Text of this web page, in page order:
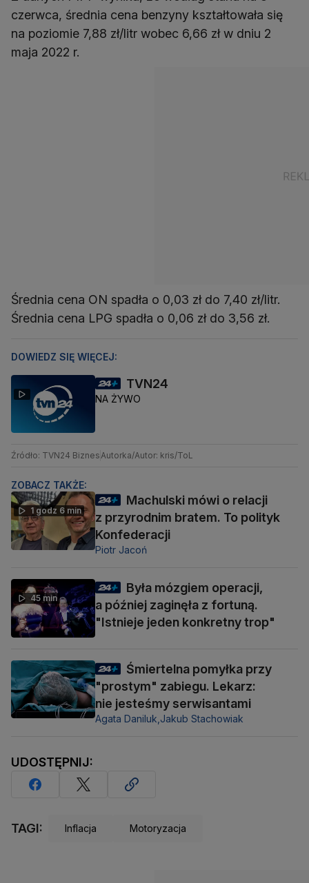
czerwca, średnia cena benzyny kształtowała się
na poziomie 7,88 zł/litr wobec 6,66 zł w dniu 2
maja 2022 r.
Średnia cena ON spadła o 0,03 zł do 7,40 zł/litr.
Średnia cena LPG spadła o 0,06 zł do 3,56 zł.
DOWIEDZ SIĘ WIĘCEJ:
TVN24
NA ŻYWO
Źródło: TVN24 BiznesAutorka/Autor: kris/ToL
ZOBACZ TAKŻE:
1 godz 6 min
Machulski mówi o relacji
z przyrodnim bratem. To polityk
Konfederacji
Piotr Jacoń
45 min
Była mózgiem operacji,
a później zaginęła z fortuną.
"Istnieje jeden konkretny trop"
Śmiertelna pomyłka przy
"prostym" zabiegu. Lekarz:
nie jesteśmy serwisantami
Agata Daniluk, Jakub Stachowiak
UDOSTĘPNIJ:
TAGI: Inflacja Motoryzacja